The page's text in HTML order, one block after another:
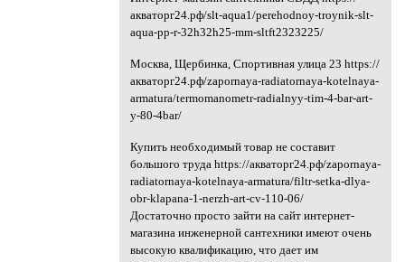
акваторг24.рф/slt-aqua1/perehodnoy-troynik-slt-
aqua-pp-r-32h32h25-mm-sltft2323225/
Москва, Щербинка, Спортивная улица 23 https://
акваторг24.рф/zapornaya-radiatornaya-kotelnaya-
armatura/termomanometr-radialnyy-tim-4-bar-art-
y-80-4bar/
Купить необходимый товар не составит
большого труда https://акваторг24.рф/zapornaya-
radiatornaya-kotelnaya-armatura/filtr-setka-dlya-
obr-klapana-1-nerzh-art-cv-110-06/
Достаточно просто зайти на сайт интернет-
магазина инженерной сантехники имеют очень
высокую квалификацию, что дает им